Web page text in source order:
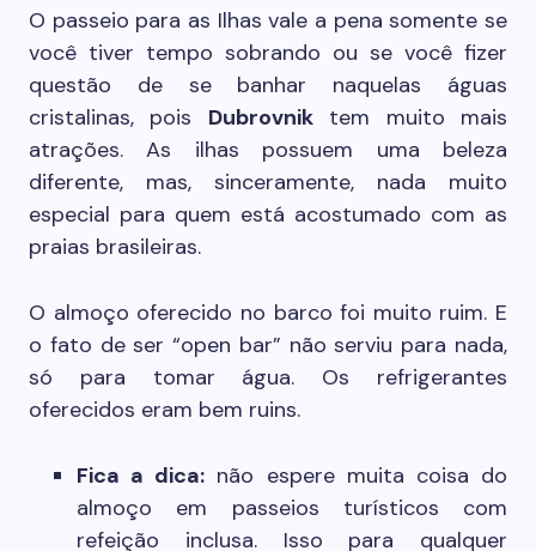
O passeio para as Ilhas vale a pena somente se
você tiver tempo sobrando ou se você fizer
questão de se banhar naquelas águas
cristalinas, pois Dubrovniktem muito mais
atrações. As ilhas possuem uma beleza
diferente, mas, sinceramente, nada muito
especial para quem está acostumado com as
praias brasileiras.
O almoço oferecido no barco foi muito ruim. E
o fato de ser “open bar” não serviu para nada,
só para tomar água. Os refrigerantes
oferecidos eram bem ruins.
Fica a dica: não espere muita coisa do
almoço em passeios turísticos com
refeição inclusa. Isso para qualquer